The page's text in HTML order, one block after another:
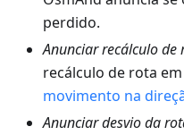
perdido.
Anunciar recálculo de
recálculo de rota
movimento na
Anunciar desvio da